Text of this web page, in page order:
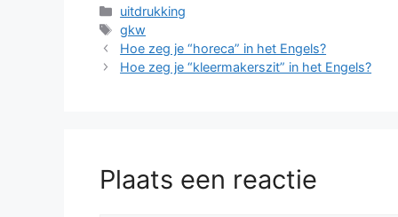
Categorieën
uitdrukking
Tags
gkw
Hoe zeg je “horeca” in het Engels?
Hoe zeg je “kleermakerszit” in het Engels?
Plaats een reactie